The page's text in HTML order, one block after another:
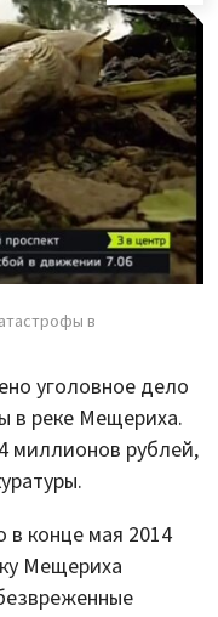
в
уголовное дело
в реке Мещериха.
миллионов рублей,
в конце мая 2014
Мещериха